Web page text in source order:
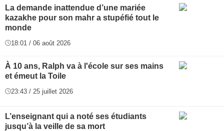
La demande inattendue d’une mariée
kazakhe pour son mahr a stupéfié tout le
monde
18:01 / 06 août 2026
À 10 ans, Ralph va à l'école sur ses mains
et émeut la Toile
23:43 / 25 juillet 2026
L’enseignant qui a noté ses étudiants
jusqu’à la veille de sa mort